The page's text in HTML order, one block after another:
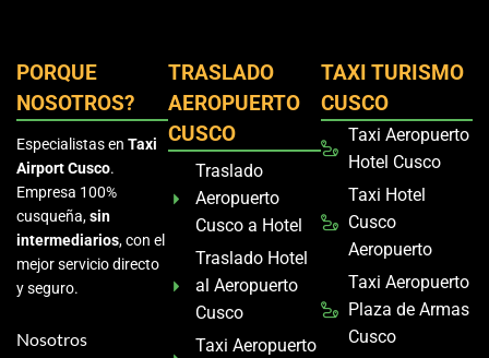
PORQUE
NOSOTROS?
Especialistas en Taxi
Airport Cusco.
Empresa 100%
cusqueña,sin
intermediarios, con el
mejor servicio directo
y seguro.
Nosotros
TRASLADO
AEROPUERTO
CUSCO
Traslado
Aeropuerto
Cusco a Hotel
Traslado Hotel
al Aeropuerto
Cusco
Taxi Aeropuerto
TAXI TURISMO
CUSCO
Taxi Aeropuerto
Hotel Cusco
Taxi Hotel
Cusco
Aeropuerto
Taxi Aeropuerto
Plaza de Armas
Cusco